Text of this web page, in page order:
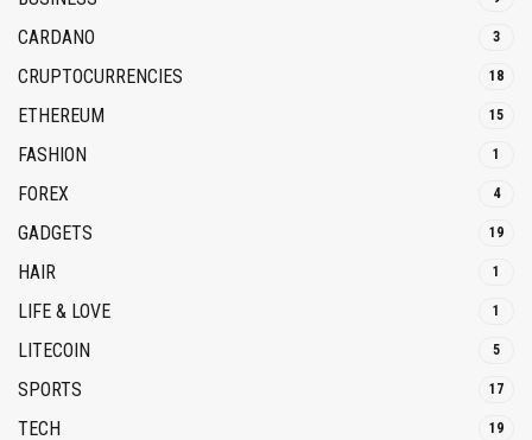
CARDANO 3
CRUPTOCURRENCIES 18
ETHEREUM 15
FASHION 1
FOREX 4
GADGETS 19
HAIR 1
LIFE & LOVE 1
LITECOIN 5
SPORTS 17
TECH 19